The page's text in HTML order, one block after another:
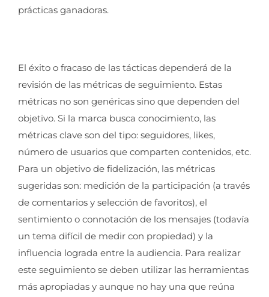
prácticas ganadoras.
El éxito o fracaso de las tácticas dependerá de la
revisión de las métricas de seguimiento. Estas
métricas no son genéricas sino que dependen del
objetivo. Si la marca busca conocimiento, las
métricas clave son del tipo: seguidores, likes,
número de usuarios que comparten contenidos, etc.
Para un objetivo de fidelización, las métricas
sugeridas son: medición de la participación (a través
de comentarios y selección de favoritos), el
sentimiento o connotación de los mensajes (todavía
un tema difícil de medir con propiedad) y la
influencia lograda entre la audiencia. Para realizar
este seguimiento se deben utilizar las herramientas
más apropiadas y aunque no hay una que reúna